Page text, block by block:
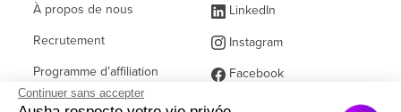
À propos de nous
Recrutement
Programme d’affiliation
Contact commercial
LinkedIn
Instagram
Facebook
(ex Twitter)
Continuer sans accepter